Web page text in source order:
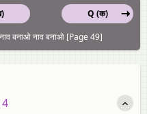
Q (क)
बनाओ नाव बनाओ [Page 49]